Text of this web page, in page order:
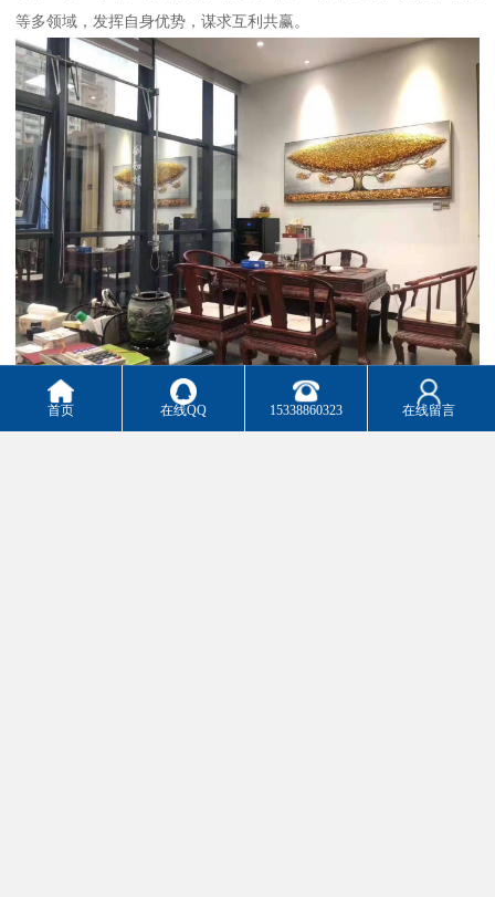
等多领域，发挥自身优势，谋求互利共赢。
深圳鑫企通投资发展有限公司专注为写字楼提供整体解决方案的化
首页 在线QQ 15338860323 在线留言